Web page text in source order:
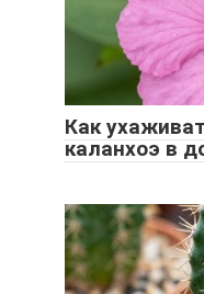
Как
каланхоэ в